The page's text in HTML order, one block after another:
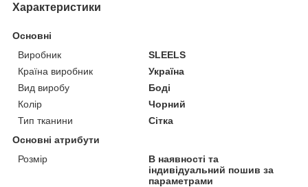
Характеристики
Основні
Виробник
SLEELS
Країна виробник
Україна
Вид виробу
Боді
Колір
Чорний
Тип тканини
Сітка
Основні атрибути
Розмір
В наявності та
індивідуальний пошив за
параметрами